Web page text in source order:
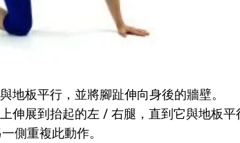
地板平行，並將腳趾伸向身後的牆壁。
伸展到抬起的左 / 右腿，直到它與地板平
側重複此動作。